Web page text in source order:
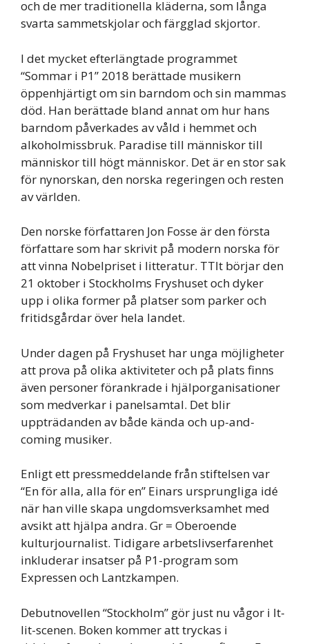
och de mer traditionella kläderna, som långa
svarta sammetskjolar och färgglad skjortor.
I det mycket efterlängtade programmet
“Sommar i P1” 2018 berättade musikern
öppenhjärtigt om sin barndom och sin mammas
död. Han berättade bland annat om hur hans
barndom påverkades av våld i hemmet och
alkoholmissbruk. Paradise till människor till
människor till högt människor. Det är en stor sak
för nynorskan, den norska regeringen och resten
av världen.
Den norske författaren Jon Fosse är den första
författare som har skrivit på modern norska för
att vinna Nobelpriset i litteratur. TTIt börjar den
21 oktober i Stockholms Fryshuset och dyker
upp i olika former på platser som parker och
fritidsgårdar över hela landet.
Under dagen på Fryshuset har unga möjligheter
att prova på olika aktiviteter och på plats finns
även personer förankrade i hjälporganisationer
som medverkar i panelsamtal. Det blir
uppträdanden av både kända och up-and-
coming musiker.
Enligt ett pressmeddelande från stiftelsen var
“En för alla, alla för en” Einars ursprungliga idé
när han ville skapa ungdomsverksamhet med
avsikt att hjälpa andra. Gr = Oberoende
kulturjournalist. Tidigare arbetslivserfarenhet
inkluderar insatser på P1-program som
Expressen och Lantzkampen.
Debutnovellen “Stockholm” gör just nu vågor i It-
lit-scenen. Boken kommer att tryckas i